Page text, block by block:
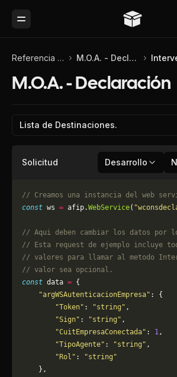
Toggle Menu
Referencia de API M.O.A. - Declaración
M.O.A. - Declaración
Lista de Destinaciones.
Solicitud Desarrollo
// Creamos una instancia del web
const ws = afip.WebService(
// Aqui deben cambiar los datos por
// Esta request de ejemplo incluye
// valores para llamar al metodo
// valor sea opcional.
const data = {
    "argWSAutenticacionEmpresa"
: {
        "Token"
: "string" ,
        "Sign"
: "string" ,
        "CuitEmpresaConectada"
: 1,
        "TipoAgente"
: "string" ,
        "Rol"
:
"string"
    },